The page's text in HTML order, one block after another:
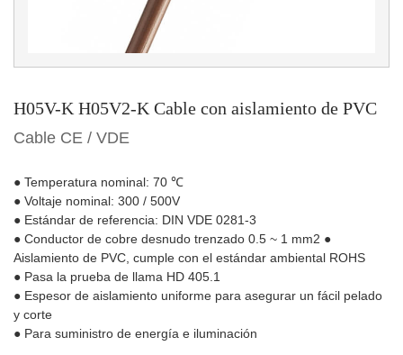
H05V-K H05V2-K Cable con aislamiento de PVC
Cable CE / VDE
● Temperatura nominal: 70 ℃
● Voltaje nominal: 300 / 500V
● Estándar de referencia: DIN VDE 0281-3
● Conductor de cobre desnudo trenzado 0.5 ~ 1 mm2 ●
Aislamiento de PVC, cumple con el estándar ambiental ROHS
● Pasa la prueba de llama HD 405.1
● Espesor de aislamiento uniforme para asegurar un fácil pelado
y corte
● Para suministro de energía e iluminación